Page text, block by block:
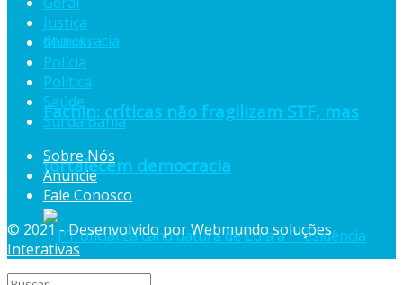
Fachin: críticas não fragilizam STF, mas
fortalecem democracia
Justiça
Mundo
Polícia
Política
Saúde
Sul da Bahia
Sobre Nós
Anuncie
Fale Conosco
© 2021 - Desenvolvido porWebmundo soluções
Interativas